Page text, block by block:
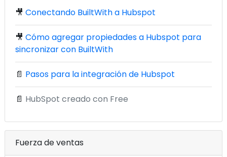
🎥 Conectando BuiltWith a Hubspot
🎥 Cómo agregar propiedades a Hubspot para
sincronizar con BuiltWith
📄 Pasos para la integración de Hubspot
📄 HubSpot creado con Free
Fuerza de ventas